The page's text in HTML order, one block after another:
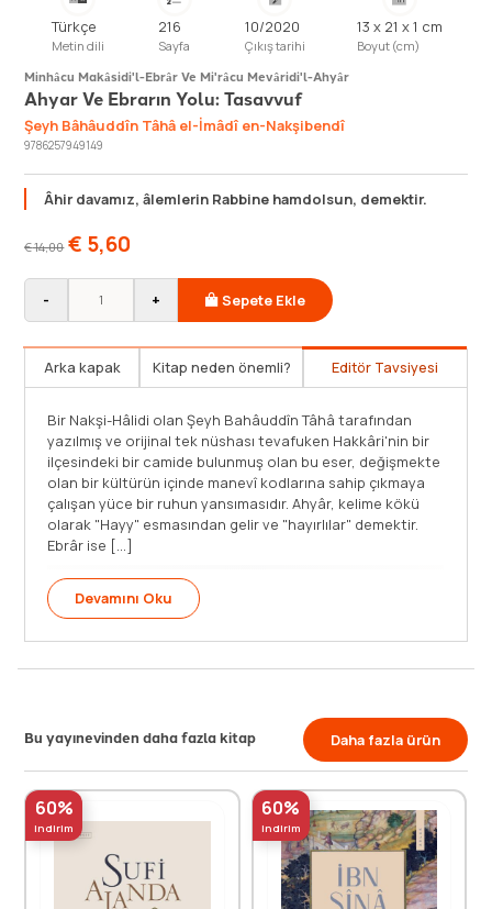
Türkçe
Metin dili
216
Sayfa
10/2020
Çıkış tarihi
13 x 21 x 1 cm
Boyut (cm)
Minhâcu Makâsidi'l-Ebrâr Ve Mi'râcu Mevâridi'l-Ahyâr
Ahyar Ve Ebrarın Yolu: Tasavvuf
Şeyh Bâhâuddîn Tâhâ el-İmâdî en-Nakşibendî
9786257949149
Âhir davamız, âlemlerin Rabbine hamdolsun, demektir.
€14,00 € 5,60
- + Sepete Ekle
Arka kapak Kitap neden önemli? Editör Tavsiyesi
Bu kitap, Osmanlı son dönemine tanıklık etmiş ve Kuzey
Irak topraklarında yaygın bir tarikat olan Hâlidiliğin
temsilini üstlenmiş bir şeyh efendiden intikal eden orijinal
ve mühim bir eserdir. Hem Müceddidiyye hem de Halidiyye
geleneklerinin bölge insanı üzerindeki tesirlerini bilhassa
tasavvuf doktrini ve düşüncesi açısından görmek
anlamında bu [...]
Devamını Oku
Bu yayınevinden daha fazla kitap Daha fazla ürün
60%
indirim
60%
indirim